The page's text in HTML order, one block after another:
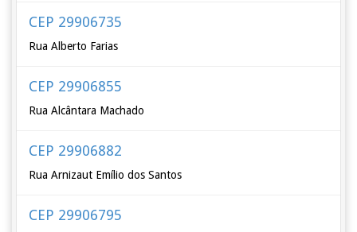
CEP 29906735
Rua Alberto Farias
CEP 29906855
Rua Alcântara Machado
CEP 29906882
Rua Arnizaut Emílio dos Santos
CEP 29906795